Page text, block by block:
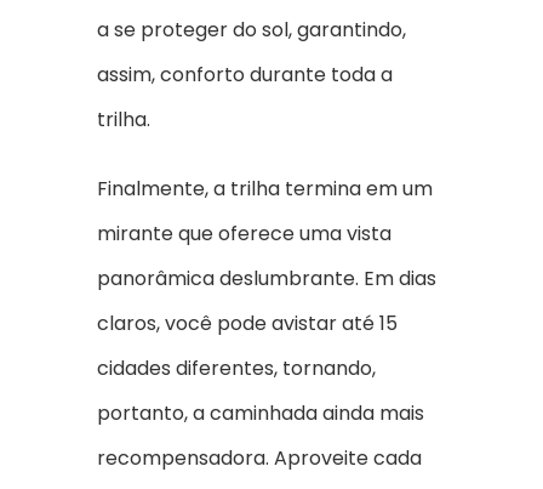
a se proteger do sol, garantindo,
assim, conforto durante toda a
trilha.
Finalmente, a trilha termina em um
mirante que oferece uma vista
panorâmica deslumbrante. Em dias
claros, você pode avistar até 15
cidades diferentes, tornando,
portanto, a caminhada ainda mais
recompensadora. Aproveite cada